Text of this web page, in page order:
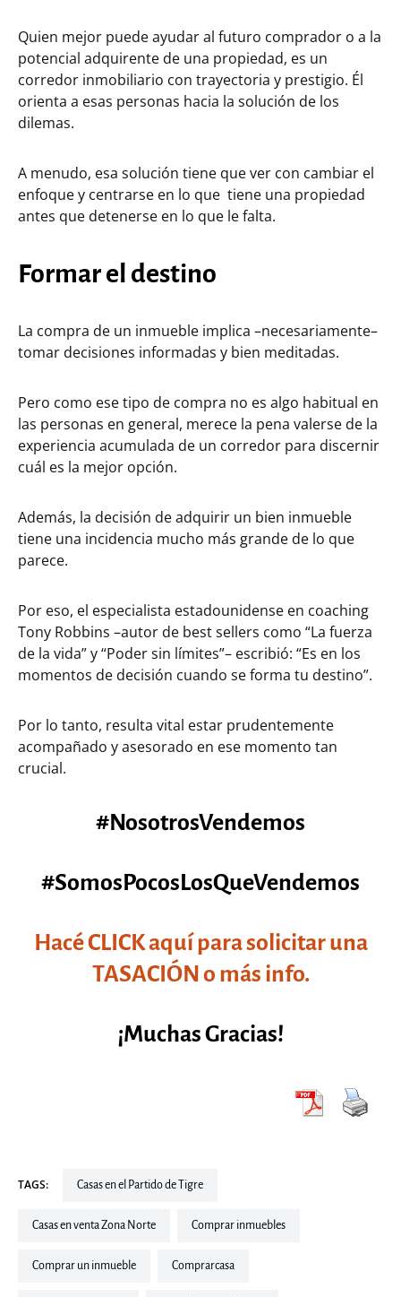
Quien mejor puede ayudar al futuro comprador o a la
potencial adquirente de una propiedad, es un
corredor inmobiliario con trayectoria y prestigio. Él
orienta a esas personas hacia la solución de los
dilemas.
A menudo, esa solución tiene que ver con cambiar el
enfoque y centrarse en lo que tiene una propiedad
antes que detenerse en lo que le falta.
Formar el destino
La compra de un inmueble implica –necesariamente–
tomar decisiones informadas y bien meditadas.
Pero como ese tipo de compra no es algo habitual en
las personas en general, merece la pena valerse de la
experiencia acumulada de un corredor para discernir
cuál es la mejor opción.
Además, la decisión de adquirir un bien inmueble
tiene una incidencia mucho más grande de lo que
parece.
Por eso, el especialista estadounidense en coaching
Tony Robbins –autor de best sellers como “La fuerza
de la vida” y “Poder sin límites”– escribió: “Es en los
momentos de decisión cuando se forma tu destino”.
Por lo tanto, resulta vital estar prudentemente
acompañado y asesorado en ese momento tan
crucial.
#NosotrosVendemos
#SomosPocosLosQueVendemos
Hacé CLICK aquí para solicitar una
TASACIÓN o más info.
¡Muchas Gracias!
TAGS: Casas en el Partido de Tigre
Casas en venta Zona Norte Comprar inmuebles
comprar un inmueble comprarcasa